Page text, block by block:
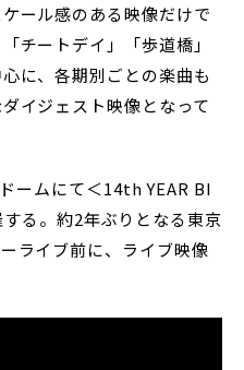
ール感のある映像だけで
チートデイ」「歩道橋」
に、各期別ごとの楽曲も
イジェスト映像となって
ームにて＜14th YEAR BI
る。約2年ぶりとなる東京
ライブ前に、ライブ映像